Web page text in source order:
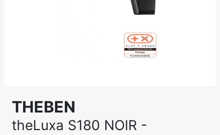
THEBEN
theLuxa S180 NOIR -